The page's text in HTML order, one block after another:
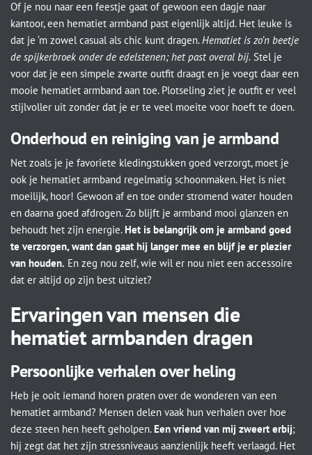
Of je nou naar een feestje gaat of gewoon een dagje naar
kantoor, een hematiet armband past eigenlijk altijd. Het leuke is
dat je ‘m zowel casual als chic kunt dragen.Hematiet is zo’n beetje
de spijkerbroek onder de edelstenen; het past overal bij. Stel je
voor dat je een simpele zwarte outfit draagt en je voegt daar een
mooie hematiet armband aan toe. Plotseling ziet je outfit er veel
stijlvoller uit zonder dat je er te veel moeite voor hoeft te doen.
Onderhoud en reiniging van je armband
Net zoals je je favoriete kledingstukken goed verzorgt, moet je
ook je hematiet armband regelmatig schoonmaken. Het is niet
moeilijk, hoor! Gewoon af en toe onder stromend water houden
en daarna goed afdrogen. Zo blijft je armband mooi glanzen en
behoudt het zijn energie. Het is belangrijk om je armband goed
te verzorgen, want dan gaat hij langer mee en blijf je er plezier
van houden. En zeg nou zelf, wie wil er nou niet een accessoire
dat er altijd op zijn best uitziet?
Ervaringen van mensen die
hematiet armbanden dragen
Persoonlijke verhalen over heling
Heb je ooit iemand horen praten over de wonderen van een
hematiet armband? Mensen delen vaak hun verhalen over hoe
deze steen hen heeft geholpen. Een vriend van mij zweert erbij;
hij zegt dat het zijn stressniveaus aanzienlijk heeft verlaagd. Het